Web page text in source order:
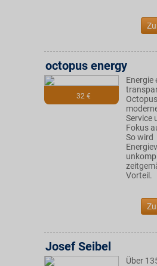
32 €
octopus energy
Energie
Service
Fokus
So wird
Vorteil.
Josef Seibel
Über